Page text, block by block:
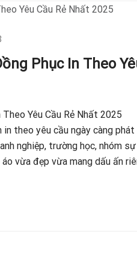
Phục In Theo
Yêu Cầu Rẻ Nhất 2025
theo yêu cầu ngày càng phát
nghiệp, trường học, nhóm sự
vừa đẹp vừa mang dấu ấn